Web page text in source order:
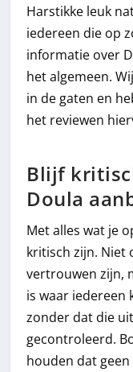
Harstikke leuk
iedereen die op
informatie over
het algemeen.
in de gaten en
het reviewen
Blijf
Doula
Met alles wat je
kritisch zijn. Niet
vertrouwen zijn,
is waar iedereen
zonder dat die
gecontroleerd.
houden dat